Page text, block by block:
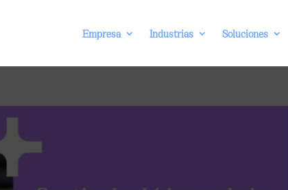
Empresa Industrias Soluciones